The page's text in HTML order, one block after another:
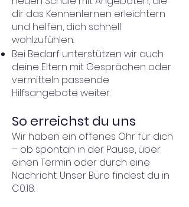
dir das Kennenlernen erleichtern
und helfen, dich schnell
wohlzufühlen.
Bei Bedarf unterstützen wir auch
deine Eltern mit Gesprächen oder
vermitteln passende
Hilfsangebote weiter.
So erreichst du uns
Wir haben ein offenes Ohr für dich
– ob spontan in der Pause, über
einen Termin oder durch eine
Nachricht. Unser Büro findest du in
C0.18.